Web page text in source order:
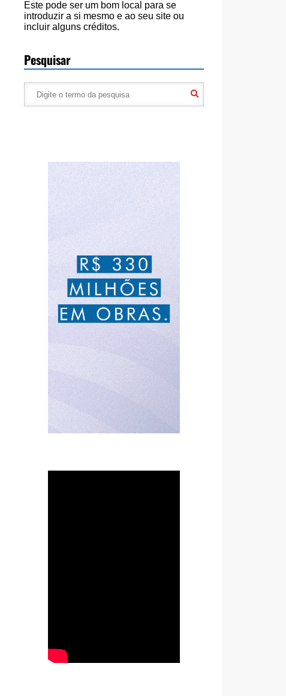
Este pode ser um bom local para se
introduzir a si mesmo e ao seu site ou
incluir alguns créditos.
Pesquisar